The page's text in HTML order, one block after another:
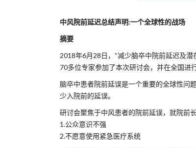
中风院前延迟总结声明:一个全球性的战场
摘要
2018年6月28日，“减少脑卒中院前延迟及
70多位专家参加了本次研讨会，并在全国进
脑卒中患者院前延误是一个重要的全球性问
少入院前的延误。
研讨会聚焦于中风患者的院前延误，就院前
1.公众意识不强
2.不愿意使用紧急医疗系统